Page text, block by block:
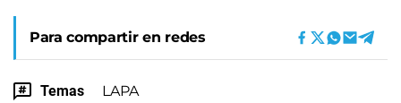
Para compartir en redes
Temas LAPA